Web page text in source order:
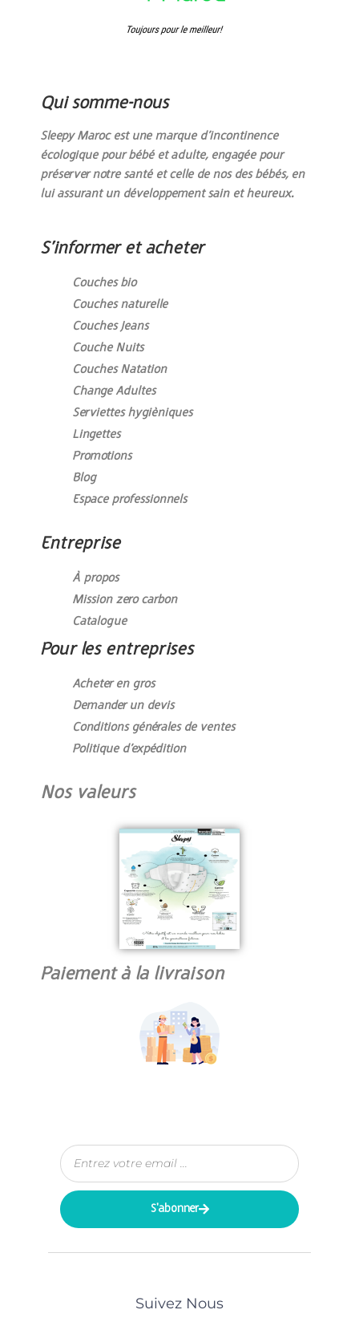
Qui somme-nous
Sleepy Maroc est une marque d’incontinence
écologique pour bébé et adulte, engagée pour
préserver notre santé et celle de nos des bébés, en
lui assurant un développement sain et heureux.
S’informer et acheter
Couches bio
Couches naturelle
Couches Jeans
Couche Nuits
Couches Natation
Change Adultes
Serviettes hygièniques
Lingettes
Promotions
Blog
Espace professionnels
Entreprise
À propos
Mission zero carbon
Catalogue
Pour les entreprises
Acheter en gros
Demander un devis
Conditions générales de ventes
Politique d’expédition
Nos valeurs
Paiement à la livraison
S'abonner
Suivez Nous